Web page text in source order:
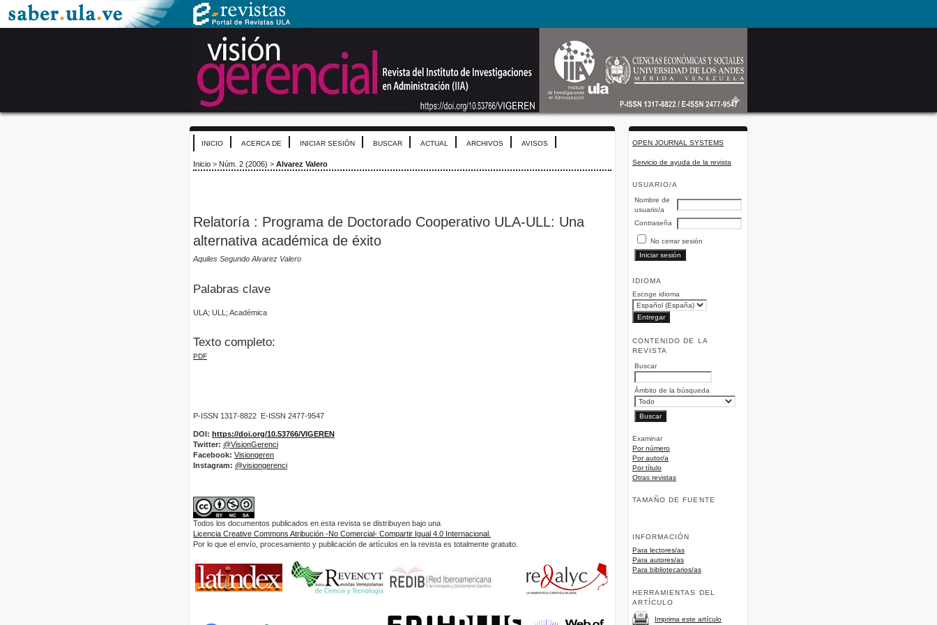
OPEN JOURNAL SYSTEMS
Servicio de ayuda de la revista
USUARIO/A
Nombre de
usuario/a
Contraseña
No cerrar sesión
IDIOMA
Escoge idioma
CONTENIDO DE LA
REVISTA
Buscar
Ámbito de la búsqueda
Examinar
Por número
Por autor/a
Por título
Otras revistas
TAMAÑO DE FUENTE
INFORMACIÓN
Para lectores/as
Para autores/as
Para bibliotecarios/as
HERRAMIENTAS DEL
ARTÍCULO
Imprima este artículo
INICIO ACERCA DE INICIAR SESIÓN BUSCAR ACTUAL ARCHIVOS AVISOS
Inicio > Núm. 2 (2006) > Alvarez Valero
Relatoría : Programa de Doctorado Cooperativo ULA-ULL: Una
alternativa académica de éxito
Aquiles Segundo Alvarez Valero
Palabras clave
ULA; ULL; Académica
Texto completo:
PDF
P-ISSN 1317-8822 E-ISSN 2477-9547
DOI: https://doi.org/10.53766/VIGEREN
Twitter: @VisionGerenci
Facebook: Visiongeren
Instagram: @visiongerenci
Todos los documentos publicados en esta revista se distribuyen bajo una
Licencia Creative Commons Atribución -No Comercial- Compartir Igual 4.0 Internacional.
Por lo que el envío, procesamiento y publicación de artículos en la revista es totalmente gratuito.